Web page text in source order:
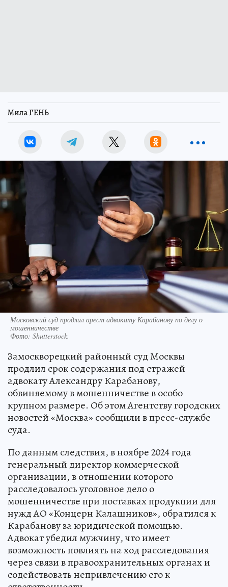
Мила ГЕНЬ
Московский суд продлил арест адвокату Карабанову по делу о
мошенничестве
Фото: Shutterstock.
Замоскворецкий районный суд Москвы
продлил срок содержания под стражей
адвокату Александру Карабанову,
обвиняемому в мошенничестве в особо
крупном размере. Об этом Агентству городских
новостей «Москва» сообщили в пресс-службе
суда.
По данным следствия, в ноябре 2024 года
генеральный директор коммерческой
организации, в отношении которого
расследовалось уголовное дело о
мошенничестве при поставках продукции для
нужд АО «Концерн Калашников», обратился к
Карабанову за юридической помощью.
Адвокат убедил мужчину, что имеет
возможность повлиять на ход расследования
через связи в правоохранительных органах и
содействовать непривлечению его к